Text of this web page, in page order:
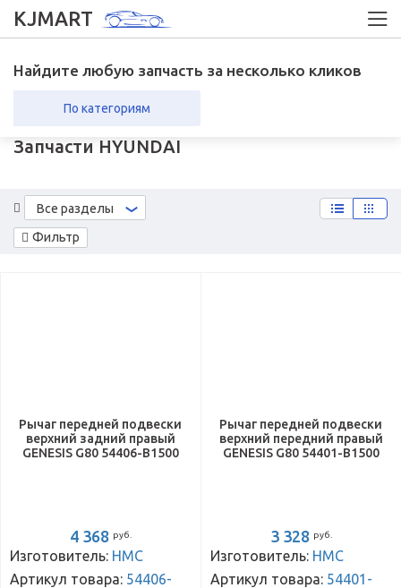
KJMART
Найдите любую запчасть за несколько кликов
По категориям
Запчасти HYUNDAI
Фильтр
Все разделы
Рычаг передней подвески
верхний задний правый
GENESIS G80 54406-B1500
4 368 руб.
Изготовитель: HMC
Артикул товара: 54406-
Рычаг передней подвески
верхний передний правый
GENESIS G80 54401-B1500
3 328 руб.
Изготовитель: HMC
Артикул товара: 54401-